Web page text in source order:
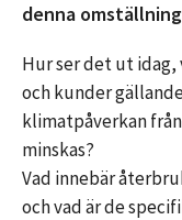
denna
Hur ser det ut
och kunder
klimatpåverkan
minskas?
Vad innebär
och vad är de